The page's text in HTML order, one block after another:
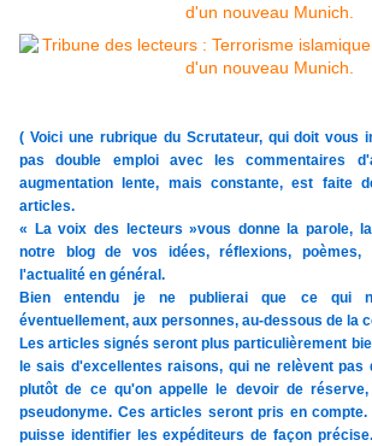
( Voici une rubrique du Scrutateur, qui doit vous
pas double emploi avec les commentaires
augmentation lente, mais constante, est faite
articles.
« La voix des lecteurs »vous donne la parole,
notre blog de vos idées, réflexions, poèmes,
l'actualité en général.
Bien entendu je ne publierai que ce qui
éventuellement, aux personnes, au-dessous de la
Les articles signés seront plus particulièrement
le sais d'excellentes raisons, qui ne relèvent pas
plutôt de ce qu'on appelle le devoir de
pseudonyme. Ces articles seront pris en
puisse identifier les expéditeurs de façon